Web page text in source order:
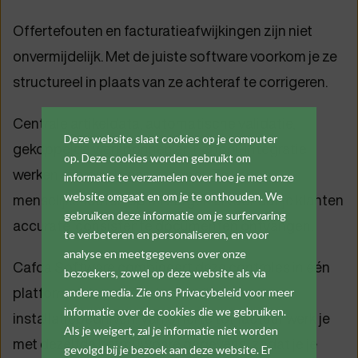
Deze website slaat cookies op je computer
op. Deze cookies worden gebruikt om
informatie te verzamelen over hoe je met onze
website omgaat en om je te onthouden. We
gebruiken deze informatie om je surfervaring
te verbeteren en personaliseren, en voor
analyse en meetgegevens over onze
bezoekers, zowel op deze website als via
andere media. Zie ons Privacybeleid voor meer
informatie over de cookies die we gebruiken.
Als je weigert, zal je informatie niet worden
gevolgd bij je bezoek aan deze website. Er
Offertefouten en facturatieafwijkingen zijn niet
onvermijdelijk. Met de juiste software voorkom je ze
structureel in plaats van ze achteraf te corrigeren.
Centrale artikeldata, automatische validatie,
gekoppelde werkbonnen en Peppol-integratie
werken samen als een vangnet. Ze vangen
menselijke fouten op en zorgen ervoor dat je klanten
accurate, consistente documenten ontvangen.
Cafca Software combineert deze controles in één
platform dat specifiek is ontwikkeld voor
installatiebedrijven. Van offerte tot factuur werk je
met dezelfde betrouwbare gegevens, zodat je je